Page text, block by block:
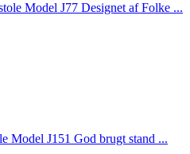
Model J77 Designet af Folke ...
Model J151 God brugt stand ...